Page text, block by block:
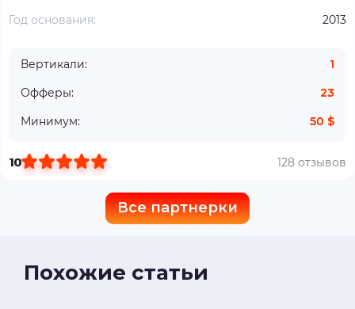
Год основания: 2013
Вертикали:
1
Офферы:
23
Минимум:
50 $
10 128 отзывов
Все партнерки
Похожие статьи